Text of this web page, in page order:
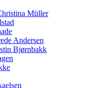
Müller
Andersen
Bjørnbakk